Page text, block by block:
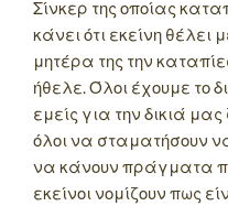
Σίνκερ της οποίας
κάνει ότι εκείνη θέλει
μητέρα της την
ήθελε. Όλοι έχουμε το
εμείς για την δικιά
όλοι να σταματήσουν
να κάνουν πράγματα
εκείνοι νομίζουν πως